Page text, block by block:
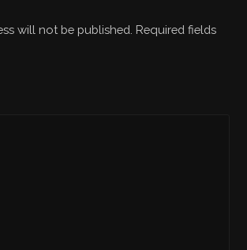
will not be published. Required fields